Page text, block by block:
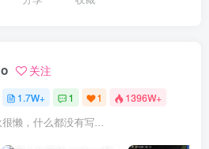
关注
1.7W+ 1 1 1396W+
懒，什么都没有写...